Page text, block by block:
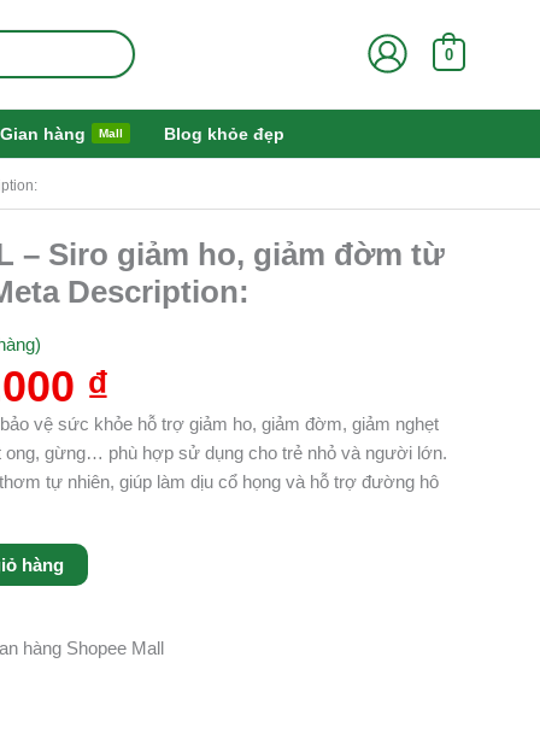
0
Gian hàng Mall Blog khỏe đẹp
– Siro giảm ho, giảm đờm từ
Description:
₫.
₫
Giá
hiện
tại
195.000 ₫.
vệ sức khỏe hỗ trợ giảm ho, giảm đờm, giảm nghẹt
gừng… phù hợp sử dụng cho trẻ nhỏ và người lớn.
tự nhiên, giúp làm dịu cổ họng và hỗ trợ đường hô
hàng
hàng Shopee Mall